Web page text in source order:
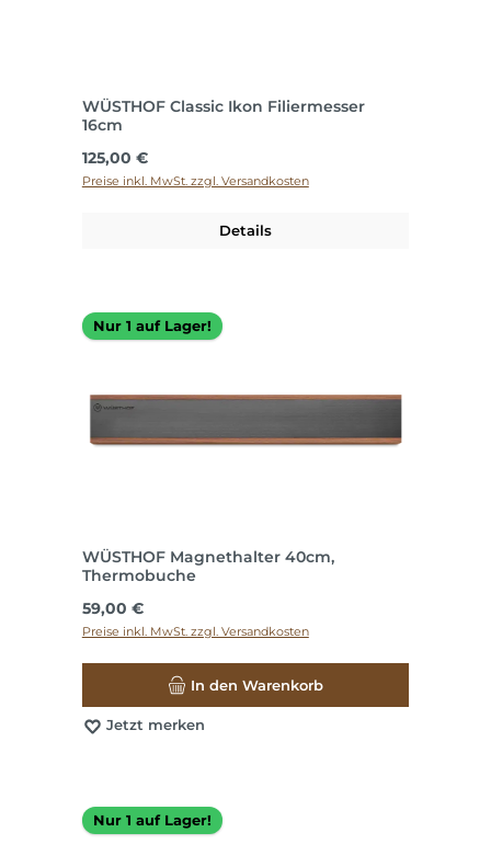
WÜSTHOF Classic Ikon Filiermesser
16cm
Regulärer Preis:
125,00 €
Preise inkl. MwSt. zzgl. Versandkosten
Details
Nur 1 auf Lager!
WÜSTHOF Magnethalter 40cm,
Thermobuche
Regulärer Preis:
59,00 €
Preise inkl. MwSt. zzgl. Versandkosten
In den Warenkorb
Jetzt merken
Nur 1 auf Lager!